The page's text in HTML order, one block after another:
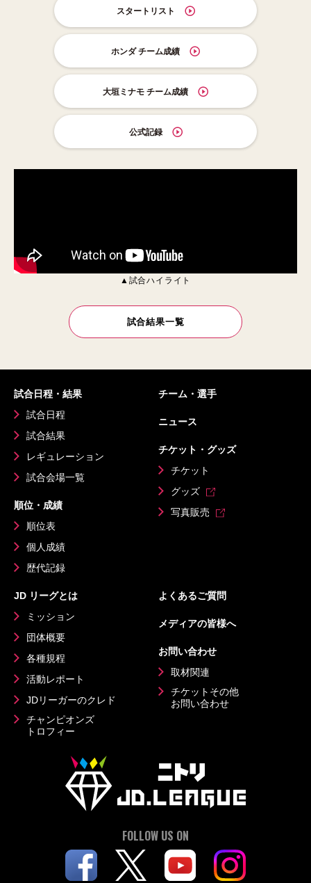
スタートリスト
ホンダ チーム成績
大垣ミナモ チーム成績
公式記録
▲試合ハイライト
試合結果一覧
試合日程・結果
試合日程
試合結果
レギュレーション
試合会場一覧
順位・成績
順位表
個人成績
歴代記録
チーム・選手
ニュース
チケット・グッズ
チケット
グッズ
写真販売
JD リーグとは
ミッション
団体概要
各種規程
活動レポート
JDリーガーのクレド
チャンピオンズ
トロフィー
よくあるご質問
メディアの皆様へ
お問い合わせ
取材関連
チケットその他
お問い合わせ
FOLLOW US ON